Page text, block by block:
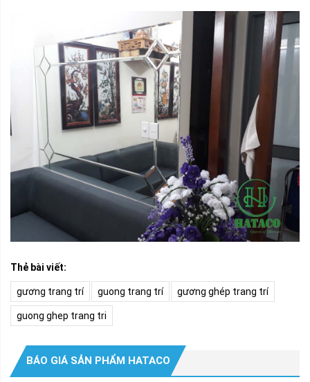
Thẻ bài viết:
gương trang trí guong trang trí gương ghép trang trí
guong ghep trang tri
BÁO GIÁ SẢN PHẨM HATACO